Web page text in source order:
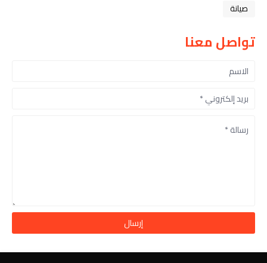
صيانة
تواصل معنا